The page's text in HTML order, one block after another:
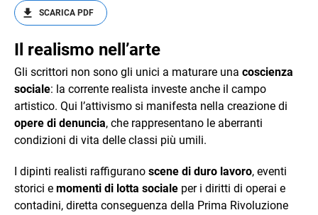
SCARICA PDF
Il realismo nell’arte
Gli scrittori non sono gli unici a maturare una coscienza
sociale: la corrente realista investe anche il campo
artistico. Qui l’attivismo si manifesta nella creazione di
opere di denuncia, che rappresentano le aberranti
condizioni di vita delle classi più umili.
I dipinti realisti raffigurano scene di duro lavoro, eventi
storici e momenti di lotta sociale per i diritti di operai e
contadini, diretta conseguenza della Prima Rivoluzione